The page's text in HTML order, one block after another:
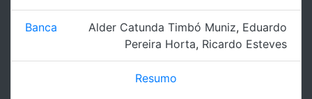
Banca Alder Catunda Timbó Muniz, Eduardo
Pereira Horta, Ricardo Esteves
Resumo